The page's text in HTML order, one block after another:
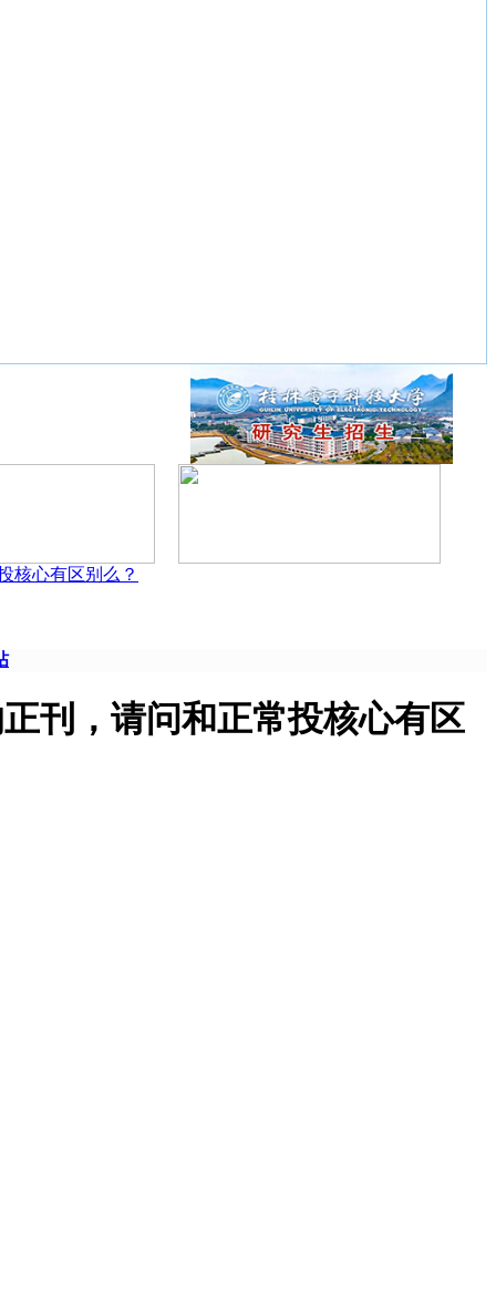
核心有区别么？
刊，请问和正常投核心有区